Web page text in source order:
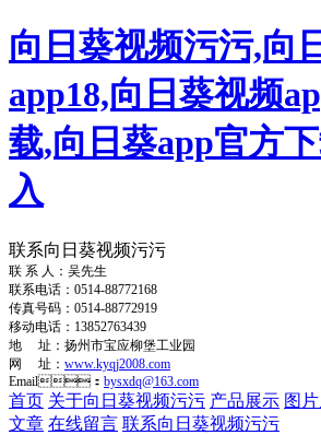
向日葵视频污污,向
app18,向日葵视频
载,向日葵app官方
入
联系向日葵视频污污
联 系 人：吴先生
联系电话：0514-88772168
传真号码：0514-88772919
移动电话：13852763439
地 址：扬州市宝应柳堡工业园
网 址： www.kyqj2008.com
Email： bysxdq@163.com
首页 关于向日葵视频污污 产品展示 图
文章 在线留言 联系向日葵视频污污